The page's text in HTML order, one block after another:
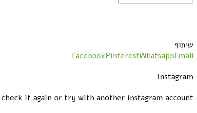
שיתוף
FacebookPinterestWhatsappEmail
Instagram
check it again or try with another instagram account.